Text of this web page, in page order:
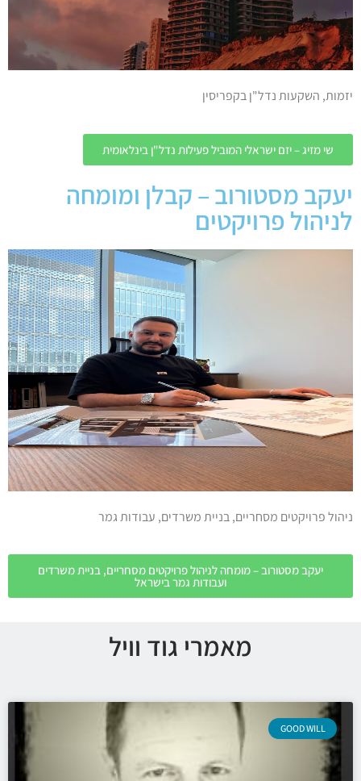
יזמות, השקעות נדל"ן בקפריסין
שי מזיג – יזם ישראלי המוביל פעילות נדל"ן בינלאומית
יעקב מסטורוב – קבלן ומומחה
לניהול פרויקטים
ניהול פרויקטים מסחריים, בניית משרדים, עבודות גמר
יעקב מסטורוב – מומחה לניהול פרויקטים מסחריים, בניית משרדים
ועבודות גמר בישראל
מאמרי גוד וויל
GOOD WILL